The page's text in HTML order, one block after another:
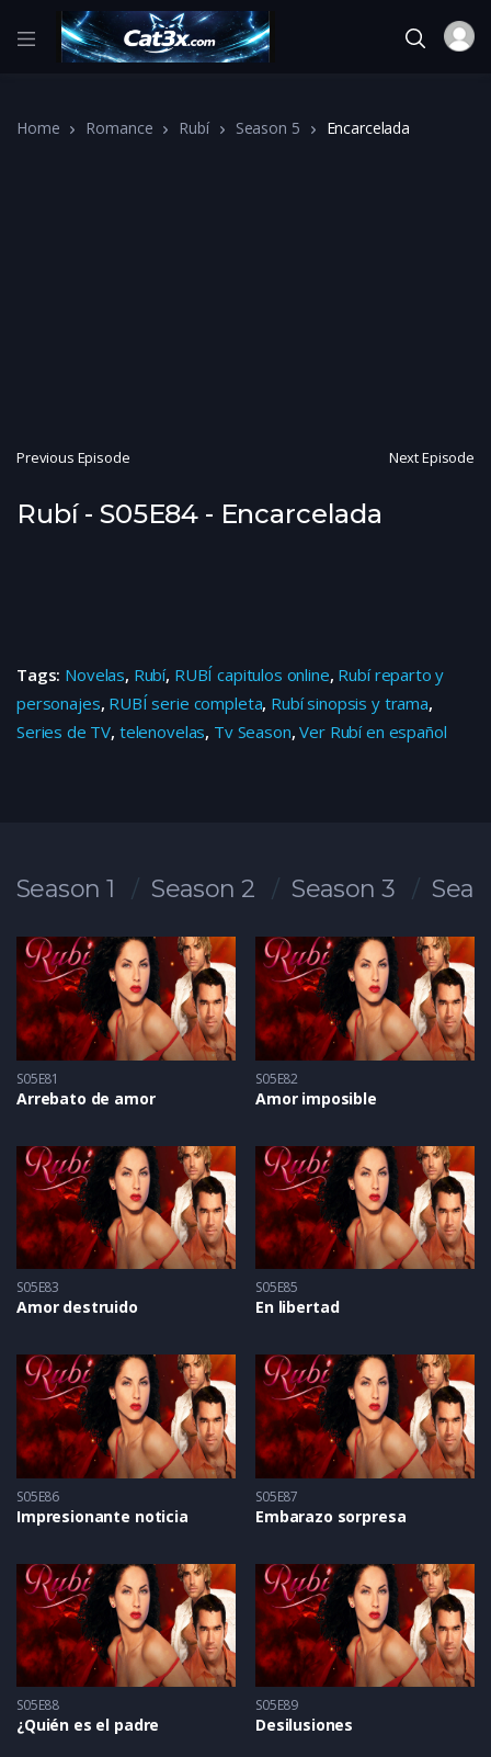
Home Romance Rubí Season 5 Encarcelada
Previous Episode Next Episode
Rubí - S05E84 - Encarcelada
Tags: Novelas, Rubí, RUBÍ capitulos online, Rubí reparto y
personajes, RUBÍ serie completa, Rubí sinopsis y trama,
Series de TV, telenovelas, Tv Season,Ver Rubí en español
Season 1 Season 2 Season 3
S05E81
Arrebato de amor
S05E82
Amor imposible
S05E83
Amor destruido
S05E85
En libertad
S05E86
Impresionante noticia
S05E87
Embarazo sorpresa
S05E88
¿Quién es el padre
S05E89
Desilusiones